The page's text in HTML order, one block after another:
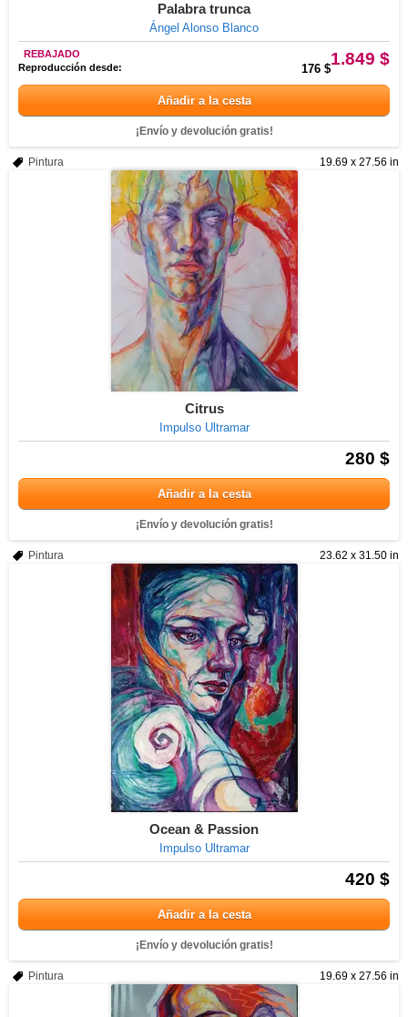
Palabra trunca
Ángel Alonso Blanco
1.849 $
REBAJADO
Reproducción desde:
176 $
Añadir a la cesta
¡Envío y devolución gratis!
19.69 x 27.56 in
Pintura
Citrus
Impulso Ultramar
280 $
Añadir a la cesta
¡Envío y devolución gratis!
23.62 x 31.50 in
Pintura
Ocean & Passion
Impulso Ultramar
420 $
Añadir a la cesta
¡Envío y devolución gratis!
19.69 x 27.56 in
Pintura